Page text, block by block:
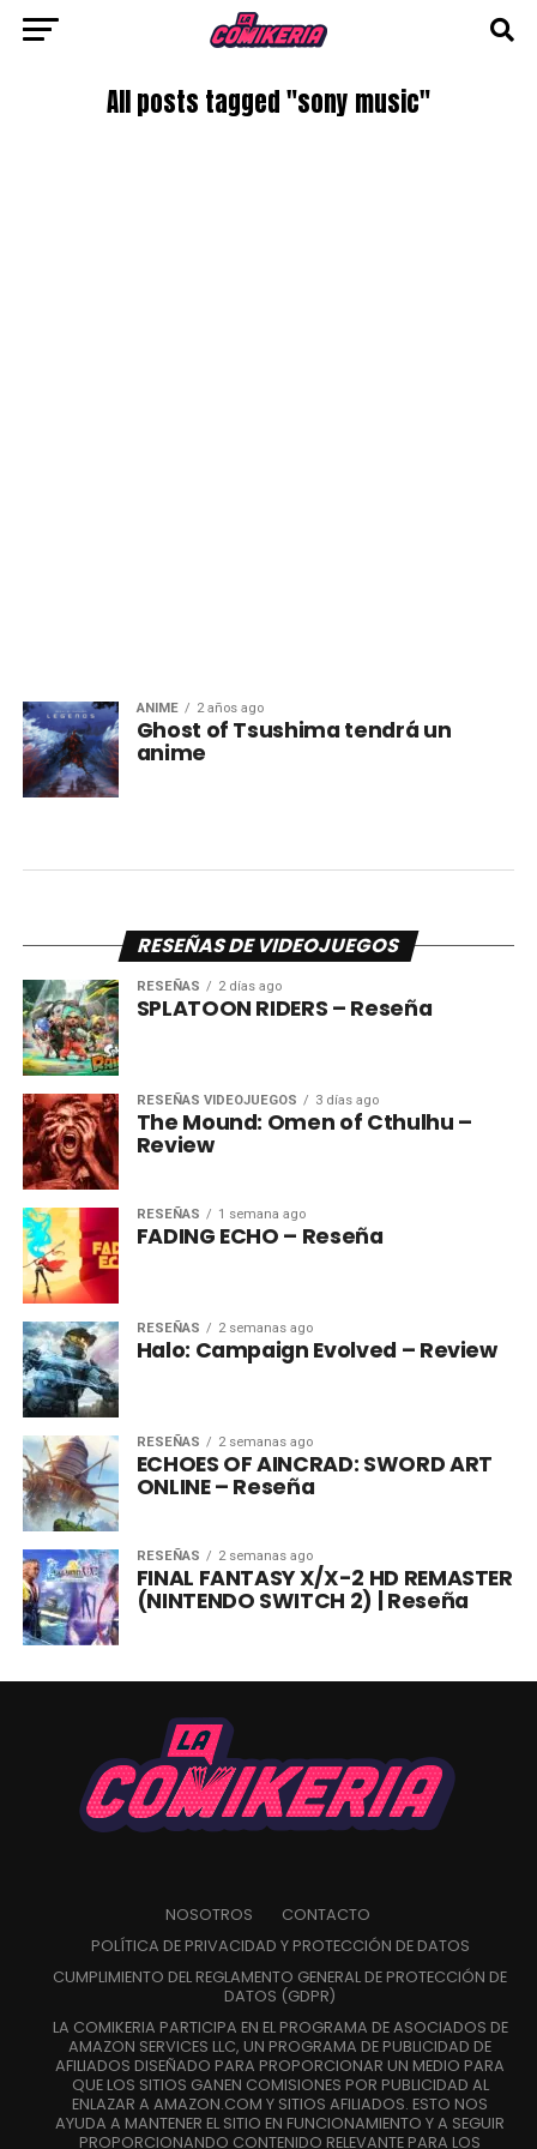
All posts tagged "sony music"
ANIME 2 años ago
Ghost of Tsushima tendrá un
anime
RESEÑAS DE VIDEOJUEGOS
RESEÑAS 2 días ago
SPLATOON RIDERS – Reseña
RESEÑAS VIDEOJUEGOS 3 días ago
The Mound: Omen of Cthulhu –
Review
RESEÑAS 1 semana ago
FADING ECHO – Reseña
RESEÑAS 2 semanas ago
Halo: Campaign Evolved – Review
RESEÑAS 2 semanas ago
ECHOES OF AINCRAD: SWORD ART
ONLINE – Reseña
RESEÑAS 2 semanas ago
FINAL FANTASY X/X-2 HD REMASTER
(NINTENDO SWITCH 2) | Reseña
NOSOTROS
CONTACTO
POLÍTICA DE PRIVACIDAD Y PROTECCIÓN DE DATOS
CUMPLIMIENTO DEL REGLAMENTO GENERAL DE PROTECCIÓN DE
DATOS (GDPR)
LA COMIKERIA PARTICIPA EN EL PROGRAMA DE ASOCIADOS DE
AMAZON SERVICES LLC, UN PROGRAMA DE PUBLICIDAD DE
AFILIADOS DISEÑADO PARA PROPORCIONAR UN MEDIO PARA
QUE LOS SITIOS GANEN COMISIONES POR PUBLICIDAD AL
ENLAZAR A AMAZON.COM Y SITIOS AFILIADOS. ESTO NOS
AYUDA A MANTENER EL SITIO EN FUNCIONAMIENTO Y A SEGUIR
PROPORCIONANDO CONTENIDO RELEVANTE PARA LOS